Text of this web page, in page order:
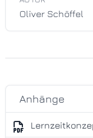
Oliver Schöffel
Anhänge